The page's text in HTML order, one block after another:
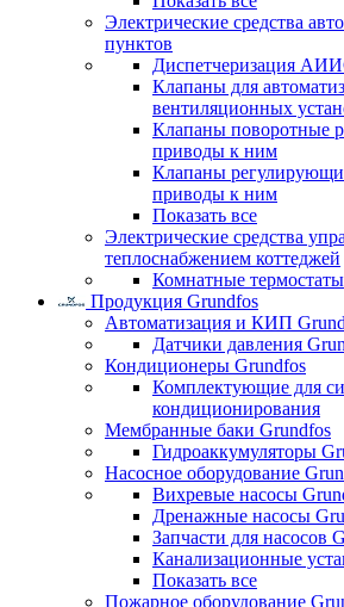
Электрические средства
пунктов
Диспетчеризация
Клапаны для
вентиляционных
Клапаны поворотные
приводы к ним
Клапаны
приводы к ним
Показать все
Электрические средства
теплоснабжением коттеджей
Комнатные термостаты
Продукция Grundfos
Автоматизация и КИП
Датчики давления
Кондиционеры Grundfos
Комплектующие для
кондиционирования
Мембранные баки Grundfos
Гидроаккумуляторы
Насосное оборудование
Вихревые насосы
Дренажные насосы
Запчасти для насосов
Канализационные
Показать все
Пожарное оборудование